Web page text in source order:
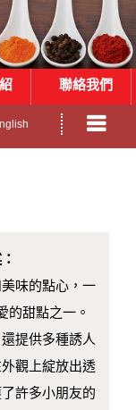
聯絡我們
味的點心，一
的甜點之一。
提供多種誘人
觀上綻放出透
許多小朋友的